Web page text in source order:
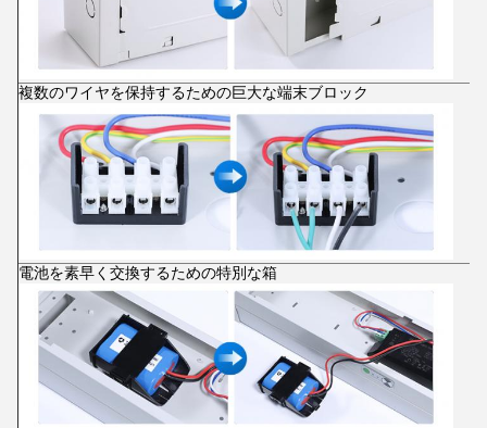
複数のワイヤを保持するための巨大な端末ブロック
電池を素早く交換するための特別な箱